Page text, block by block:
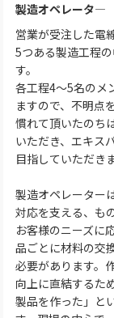
製造オペレータ―
営業が受注した電
5つある製造工程
す。
各工程4～5名のメ
ますので、不明点
慣れて頂いたのち
いただき、エキス
目指していただきま
製造オペレーター
対応を支える、も
お客様のニーズに
品ごとに材料の交
必要があります。
向上に直結するた
製品を作った」と